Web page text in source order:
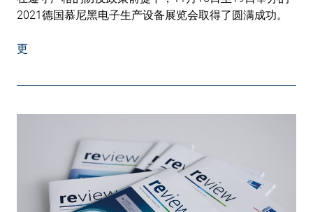
2021德国慕尼黑电子生产设备展览会取得了圆满成功。
更